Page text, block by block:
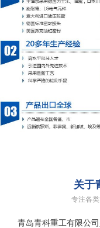
关于
专注各
青岛青科重工有限公